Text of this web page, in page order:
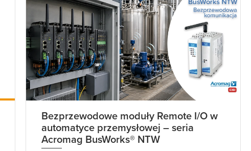
Bezprzewodowe moduły Remote I/O w
automatyce przemysłowej – seria
Acromag BusWorks® NTW